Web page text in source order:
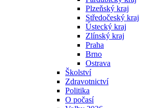
Plzeňský kraj
Středočeský kraj
Ústecký kraj
Zlínský kraj
Praha
Brno
Ostrava
Školství
Zdravotnictví
Politika
O počasí